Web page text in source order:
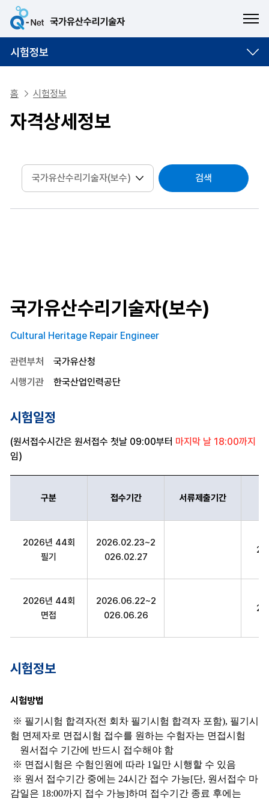
시험정보
홈 시험정보
자격상세정보
검색
국가유산수리기술자(보수)
Cultural Heritage Repair Engineer
관련부처
국가유산청
시행기관
한국산업인력공단
시험일정
(원서접수시간은 원서접수 첫날 09:00부터 마지막 날 18:00까지
임)
구분 접수기간 서류제출기간
2026년 44회
필기
2026.02.23~2
026.02.27
2026년 44회
면접
2026.06.22~2
026.06.26
시험정보
시험방법